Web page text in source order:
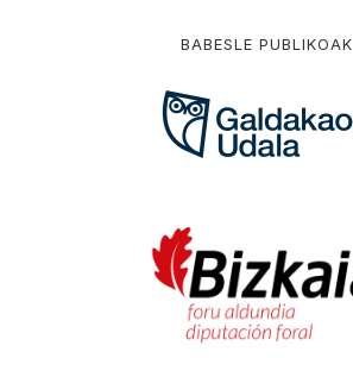
BABESLE PUBLIKOAK